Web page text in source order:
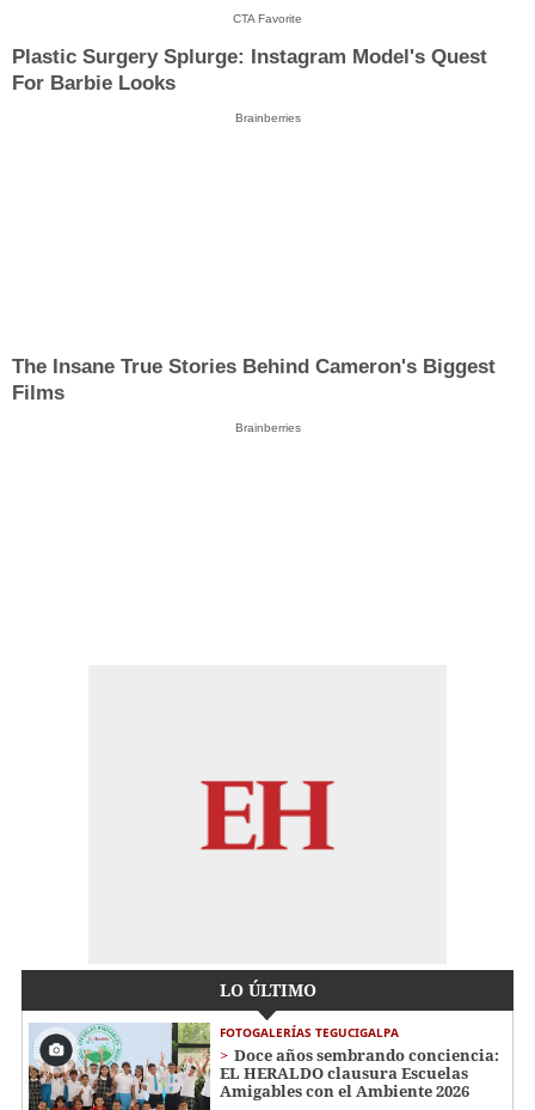
CTA Favorite
Plastic Surgery Splurge: Instagram Model's Quest
For Barbie Looks
Brainberries
The Insane True Stories Behind Cameron's Biggest
Films
Brainberries
LO ÚLTIMO
FOTOGALERÍAS TEGUCIGALPA
Doce años sembrando conciencia:
EL HERALDO clausura Escuelas
Amigables con el Ambiente 2026